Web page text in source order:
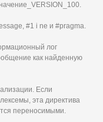
#1 i ne и #pragma.
лог
как найденную
Если
эта директива
переносимыми.